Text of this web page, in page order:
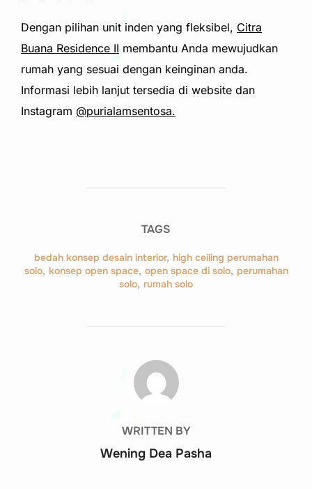
Dengan pilihan unit inden yang fleksibel, Citra
Buana Residence II membantu Anda mewujudkan
rumah yang sesuai dengan keinginan anda.
Informasi lebih lanjut tersedia di website dan
Instagram @purialamsentosa.
TAGS
bedah konsep desain interior, high ceiling perumahan
solo, konsep open space, open space di solo, perumahan
solo, rumah solo
POST AUTHOR
WRITTEN BY
Wening Dea Pasha